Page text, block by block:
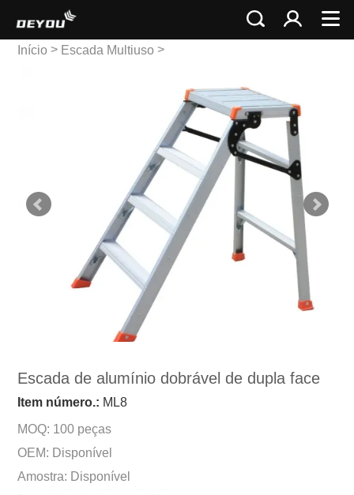
Início > Escada Multiuso >
Escada de alumínio dobrável de dupla face
Item número.: ML8
MOQ: 100 peças
OEM: Disponível
Amostra: Disponível